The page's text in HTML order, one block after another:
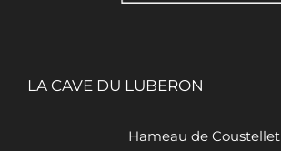
LA CAVE DU LUBERON
Hameau de Coustellet